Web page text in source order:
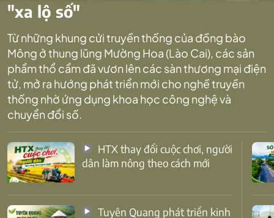
"xa lộ số"
Từ những khung cửi truyền thống của đồng bào
Mông ở thung lũng Mường Hoa (Lào Cai), các sản
phẩm thổ cẩm đã vươn lên các sàn thương mại điện
tử, mở ra hướng phát triển mới cho nghề truyền
thống nhờ ứng dụng khoa học công nghệ và
chuyển đổi số.
dân làm nông theo cách mới